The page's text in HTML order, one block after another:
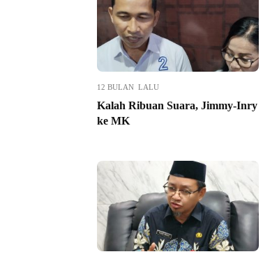
12 BULAN LALU
Kalah Ribuan Suara, Jimmy-Inry
ke MK